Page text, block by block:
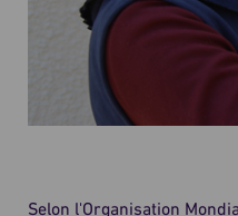
Selon l'Organisation